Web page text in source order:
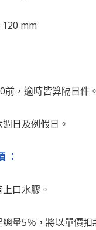
mm
前，逾時皆算隔日件。
日及例假日。
：
口水膠。
總量5％，將以單價